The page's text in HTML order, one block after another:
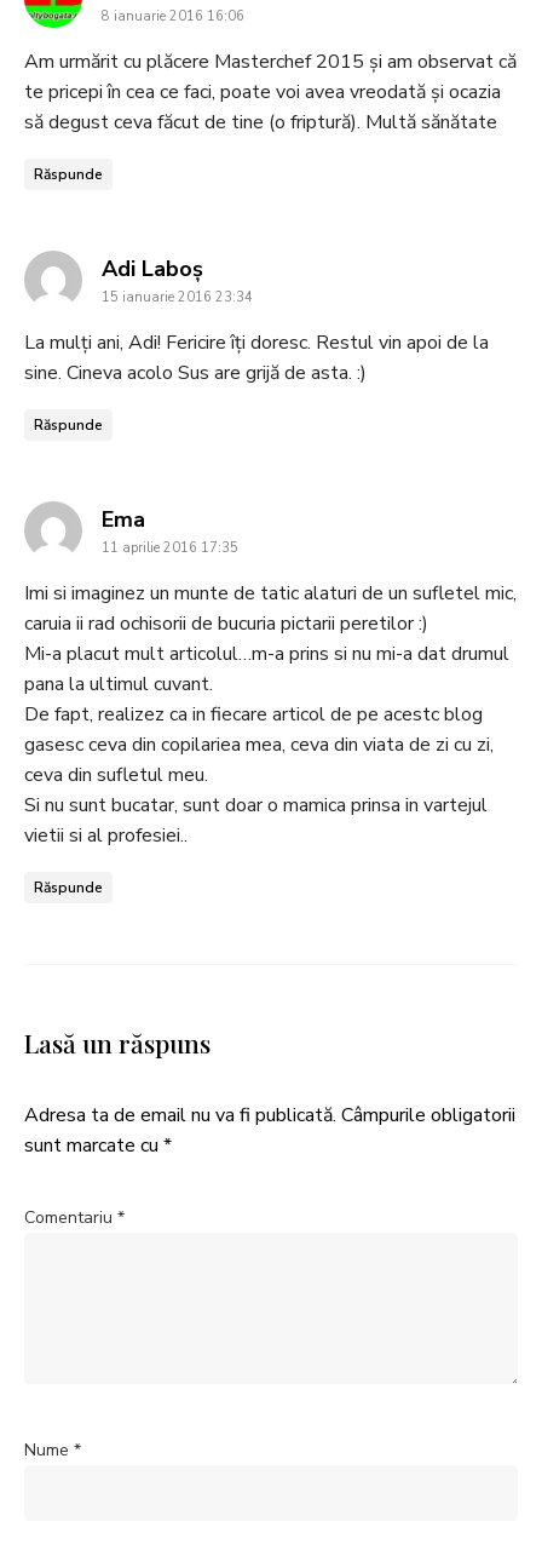
8 ianuarie 2016 16:06
Am urmărit cu plăcere Masterchef 2015 și am observat că
te pricepi în cea ce faci, poate voi avea vreodată și ocazia
să degust ceva făcut de tine (o friptură). Multă sănătate
Răspunde
Adi Laboşsays:
15 ianuarie 2016 23:34
La mulţi ani, Adi! Fericire îţi doresc. Restul vin apoi de la
sine. Cineva acolo Sus are grijă de asta. :)
Răspunde
Ema
11 aprilie 2016 17:35
Imi si imaginez un munte de tatic alaturi de un sufletel mic,
caruia ii rad ochisorii de bucuria pictarii peretilor :)
Mi-a placut mult articolul…m-a prins si nu mi-a dat drumul
pana la ultimul cuvant.
De fapt, realizez ca in fiecare articol de pe acestc blog
gasesc ceva din copilariea mea, ceva din viata de zi cu zi,
ceva din sufletul meu.
Si nu sunt bucatar, sunt doar o mamica prinsa in vartejul
vietii si al profesiei..
Răspunde
Lasă un răspuns
Adresa ta de email nu va fi publicată. Câmpurile obligatorii
sunt marcate cu *
Comentariu *
Nume *